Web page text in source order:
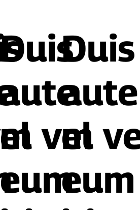
Duis
aute
m vel
eum
Duis
aute
m
eum